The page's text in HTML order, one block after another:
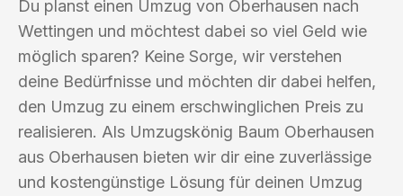
Du planst einen Umzug von Oberhausen nach
Wettingen und möchtest dabei so viel Geld wie
möglich sparen? Keine Sorge, wir verstehen
deine Bedürfnisse und möchten dir dabei helfen,
den Umzug zu einem erschwinglichen Preis zu
realisieren. Als Umzugskönig Baum Oberhausen
aus Oberhausen bieten wir dir eine zuverlässige
und kostengünstige Lösung für deinen Umzug